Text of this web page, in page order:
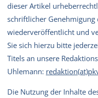
dieser Artikel
schriftlicher Genehmigung
wiederveröffentlicht und
Sie sich hierzu bitte
Titels an unsere
Uhlemann:
Die Nutzung der Inhalte